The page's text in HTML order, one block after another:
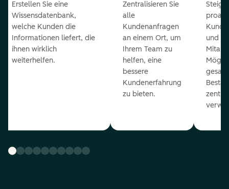
Erstellen Sie eine
Wissensdatenbank,
welche Kunden die
Informationen liefert, die
ihnen wirklich
weiterhelfen.
Zentralisieren Sie
alle
Kundenanfragen
an einem Ort, um
Ihrem Team zu
helfen, eine
bessere
Kundenerfahrung
zu bieten.
und